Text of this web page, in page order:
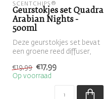
SCENTCHIPS®
Geurstokjes set Quadra
Arabian Nights -
500ml
Deze geurstokjes set bevat
een groene reed diffuser,
...
€19,99 €17,99
Op voorraad